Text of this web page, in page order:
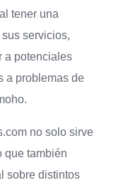
tener una
servicios,
a potenciales
a problemas de
no solo sirve
que también
sobre distintos